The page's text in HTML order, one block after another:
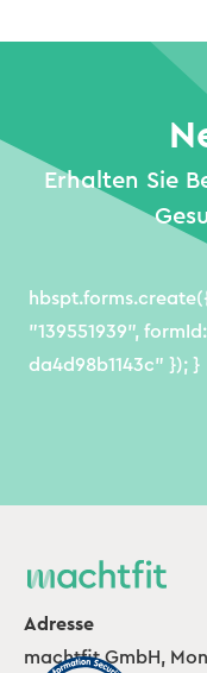
Erhalten Sie
"139551939",
da4d98b1143c" }); }
Adresse
machtfit GmbH,